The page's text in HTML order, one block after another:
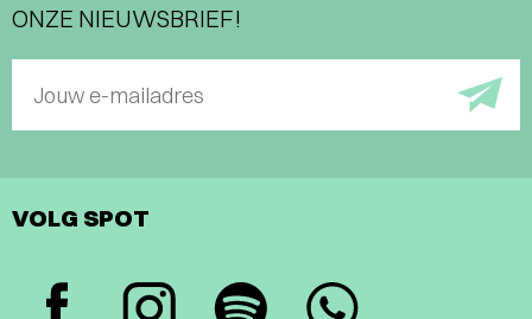
ONZE NIEUWSBRIEF!
Jouw e-mailadres
VOLG SPOT